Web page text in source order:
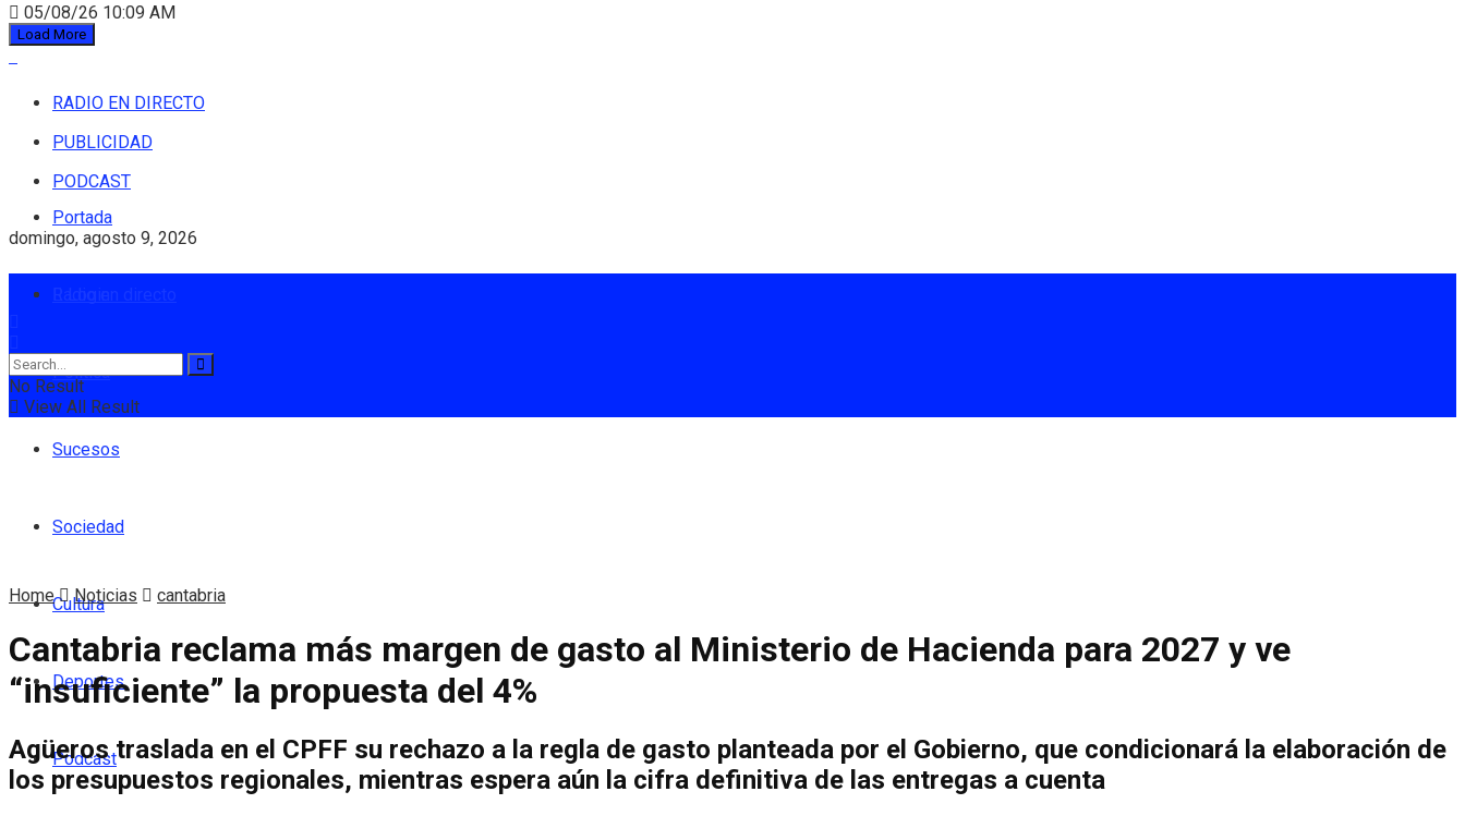
05/08/26 10:09 AM
Load More
RADIO EN DIRECTO
PUBLICIDAD
PODCAST
domingo, agosto 9, 2026
Portada
Política
Sucesos
Sociedad
Cultura
Deportes
Podcast
No Result
View All Result
Home Noticias cantabria
Cantabria reclama más margen de gasto al Ministerio de Hacienda para 2027 y ve
“insuficiente” la propuesta del 4%
Agüeros traslada en el CPFF su rechazo a la regla de gasto planteada por el Gobierno, que condicionará la elaboración de
los presupuestos regionales, mientras espera aún la cifra definitiva de las entregas a cuenta